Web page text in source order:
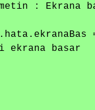
: Ekrana
ekrana basar